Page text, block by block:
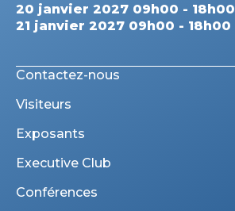
20 janvier 2027 09h00 - 18h00
21 janvier 2027 09h00 - 18h00
Contactez-nous
Visiteurs
Exposants
Executive Club
Conférences